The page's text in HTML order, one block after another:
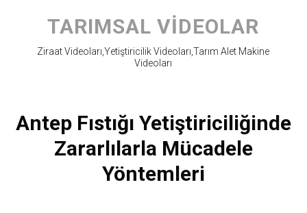
content
TARIMSAL VIDEOLAR
Ziraat Videoları,Yetiştiricilik Videoları,Tarım Alet Makine
Videoları
Antep Fıstığı Yetiştiriciliğinde
Zararlılarla Mücadele
Yöntemleri